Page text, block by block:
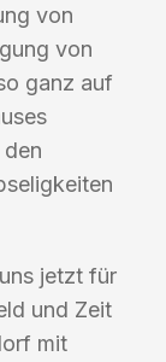
von
von
ganz auf
jetzt für
und Zeit
mit